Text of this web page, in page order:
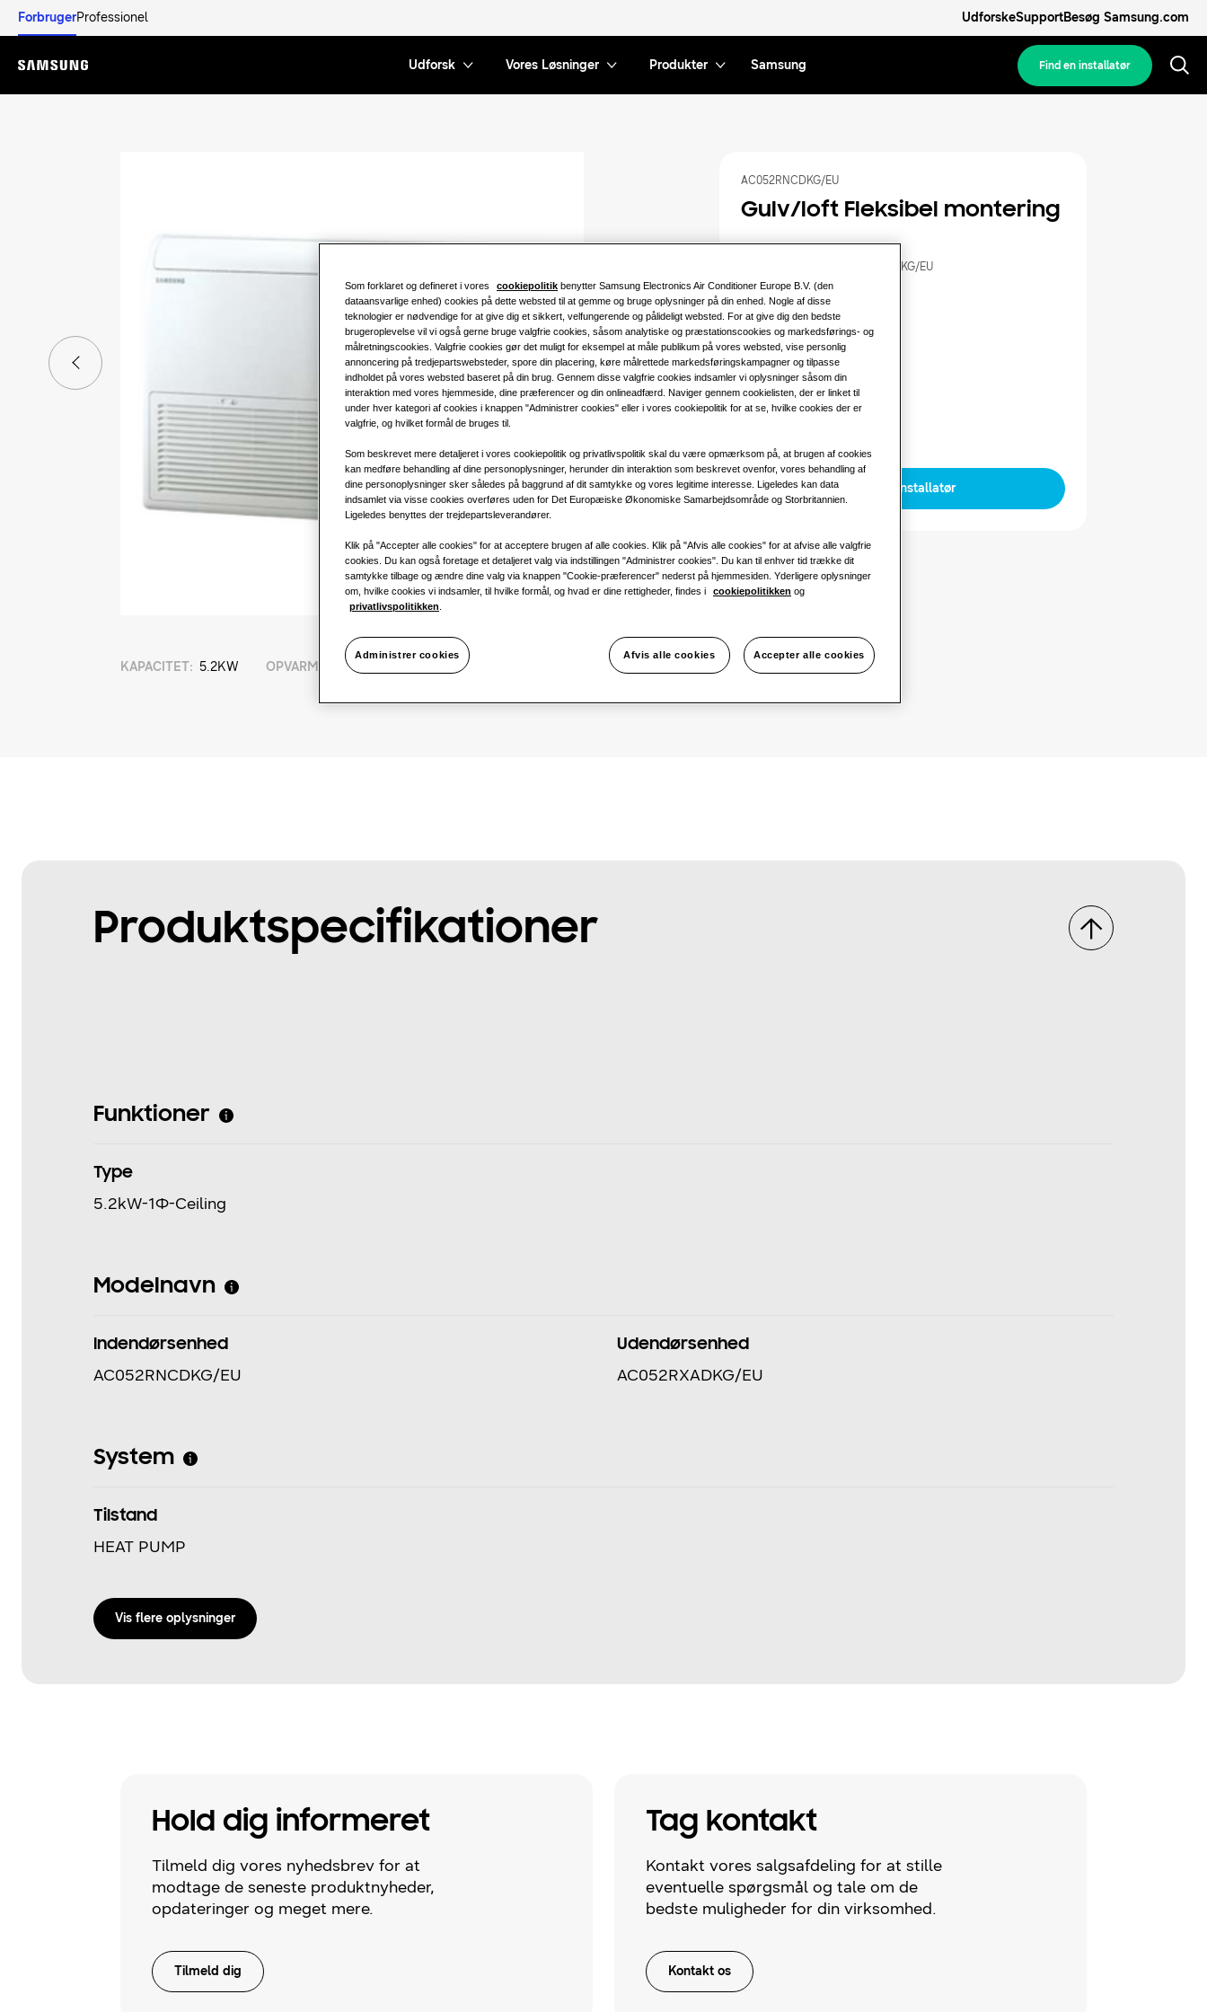
ForbrugerProfessionel UdforskeSupportBesøg Samsung.com
Menu
Udforsk Vores Løsninger Produkter Samsung Find en installatør
KAPACITET: 5.2KW OPVARMNING:
Gulv/loft Fleksibel montering
AC052RNCDKG/EU
AC071RXADKG/EU
Tilgængelig kapacitet
5.2KW 7.1KW
Tilgængelig strøm
Find en installatør
Produktspecifikationer
Funktioner
Type
5.2kW-1Φ-Ceiling
Modelnavn
Indendørsenhed
AC052RNCDKG/EU
Udendørsenhed
AC052RXADKG/EU
System
Tilstand
HEAT PUMP
Vis flere oplysninger
Hold dig informeret
Tilmeld dig vores nyhedsbrev for at
modtage de seneste produktnyheder,
opdateringer og meget mere.
Tilmeld dig
Tag kontakt
Kontakt vores salgsafdeling for at stille
eventuelle spørgsmål og tale om de
bedste muligheder for din virksomhed.
Kontakt os
Som forklaret og defineret i vores cookiepolitik benytter Samsung Electronics Air Conditioner Europe B.V. (den
dataansvarlige enhed) cookies på dette websted til at gemme og bruge oplysninger på din enhed. Nogle af disse
teknologier er nødvendige for at give dig et sikkert, velfungerende og pålideligt websted. For at give dig den bedste
brugeroplevelse vil vi også gerne bruge valgfrie cookies, såsom analytiske og præstationscookies og markedsførings- og
målretningscookies. Valgfrie cookies gør det muligt for eksempel at måle publikum på vores websted, vise personlig
annoncering på tredjepartswebsteder, spore din placering, køre målrettede markedsføringskampagner og tilpasse
indholdet på vores websted baseret på din brug. Gennem disse valgfrie cookies indsamler vi oplysninger såsom din
interaktion med vores hjemmeside, dine præferencer og din onlineadfærd. Naviger gennem cookielisten, der er linket til
under hver kategori af cookies i knappen "Administrer cookies" eller i vores cookiepolitik for at se, hvilke cookies der er
valgfrie, og hvilket formål de bruges til.
Som beskrevet mere detaljeret i vores cookiepolitik og privatlivspolitik skal du være opmærksom på, at brugen af cookies
kan medføre behandling af dine personoplysninger, herunder din interaktion som beskrevet ovenfor, vores behandling af
dine personoplysninger sker således på baggrund af dit samtykke og vores legitime interesse. Ligeledes kan data
indsamlet via visse cookies overføres uden for Det Europæiske Økonomiske Samarbejdsområde og Storbritannien.
Ligeledes benyttes der trejdepartsleverandører.
Klik på "Accepter alle cookies" for at acceptere brugen af alle cookies. Klik på "Afvis alle cookies" for at afvise alle valgfrie
cookies. Du kan også foretage et detaljeret valg via indstillingen "Administrer cookies". Du kan til enhver tid trække dit
samtykke tilbage og ændre dine valg via knappen "Cookie-præferencer" nederst på hjemmesiden. Yderligere oplysninger
om, hvilke cookies vi indsamler, til hvilke formål, og hvad er dine rettigheder, findes i
cookiepolitikken og
privatlivspolitikken
Administrer cookies Afvis alle cookies Accepter alle cookies